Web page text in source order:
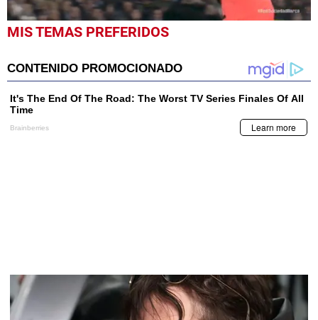
0
seconds
minute,
8
seconds
MIS TEMAS PREFERIDOS